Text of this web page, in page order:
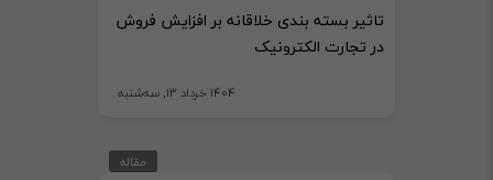
تاثیر بسته بندی خلاقانه بر افزایش فروش
در تجارت الکترونیک
1404 خرداد 13, سه‌شنبه
مقاله